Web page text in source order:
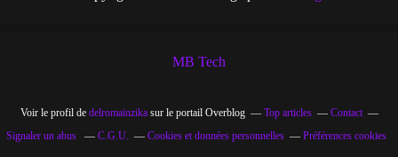
MB Tech
Voir le profil de delromainzikasur le portail Overblog Top articles
Contact
Signaler un abus
C.G.U. Cookies et données personnelles Préférences cookies